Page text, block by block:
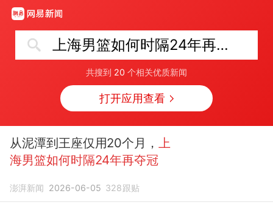
上海男篮如何时隔24年再夺冠
共搜到 20 个相关优质新闻
打开应用查看
从泥潭到王座仅用20个月， 上
海男篮如何时隔24年再夺冠
澎湃新闻 2026-06-05 328跟贴